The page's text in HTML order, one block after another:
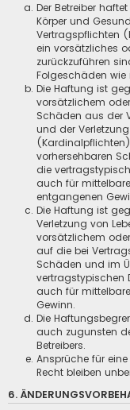
Der Betreiber
Körper und
Vertragspflichten
ein vorsätzliches
zurückzuführen
Folgeschäden wie
Die Haftung ist
vorsätzlichem
Schäden aus der
und der
vorhersehbaren
die
auch für
entgangenen
Die Haftung ist
Verletzung von
vorsätzlichem
auf die bei
Schäden und im
vertragstypischen
auch für
Gewinn.
Die
auch zugunsten
Betreibers.
Ansprüche für
Recht bleiben
6.